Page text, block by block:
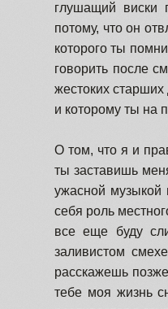
глушащий виски
потому, что он
которого ты
говорить после
жестоких
и которому ты на
О том, что я и
ты заставишь
ужасной музыкой
себя роль
все еще буду
заливистом
расскажешь
тебе моя жизнь